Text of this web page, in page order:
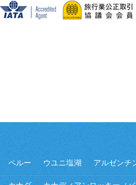
ペルー ウユニ塩湖 アルゼンチ